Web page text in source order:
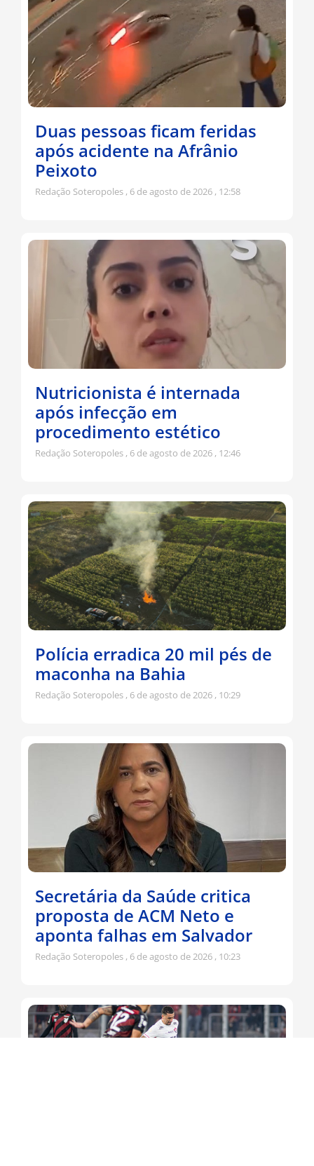
Duas pessoas ficam feridas
após acidente na Afrânio
Peixoto
Redação Soteropoles 6 de agosto de 2026 12:58
Nutricionista é internada
após infecção em
procedimento estético
Redação Soteropoles 6 de agosto de 2026 12:46
Polícia erradica 20 mil pés de
maconha na Bahia
Redação Soteropoles 6 de agosto de 2026 10:29
Secretária da Saúde critica
proposta de ACM Neto e
aponta falhas em Salvador
Redação Soteropoles 6 de agosto de 2026 10:23